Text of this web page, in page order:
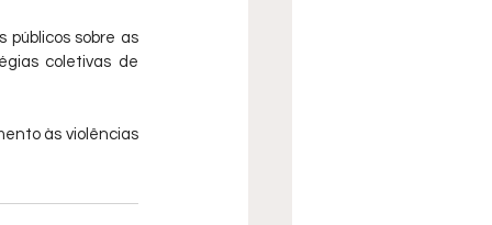
sobre as
coletivas de
às violências